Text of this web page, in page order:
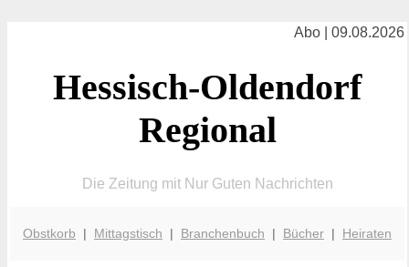
Abo | 09.08.2026
Hessisch-Oldendorf
Regional
Die Zeitung mit Nur Guten Nachrichten
Obstkorb | Mittagstisch | Branchenbuch | Bücher | Heiraten